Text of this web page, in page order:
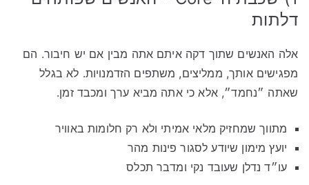
דלתות
אלה האנשים שתוך דקה איתם אתה מבין אם יש חיבור. הם
מפגישים אותך, ממליצים, משתפים הזדמנויות. לא בגלל
שאתה ״נחמד״, אלא כי אתה מביא ערך ומכבד זמן.
מתווך שמחזיק מלאי אמיתי ולא רק חלומות באוויר
יועץ מימון שיודע לסגור פינות מהר
עו״ד נדלן שעובד נקי ומדבר תכלס